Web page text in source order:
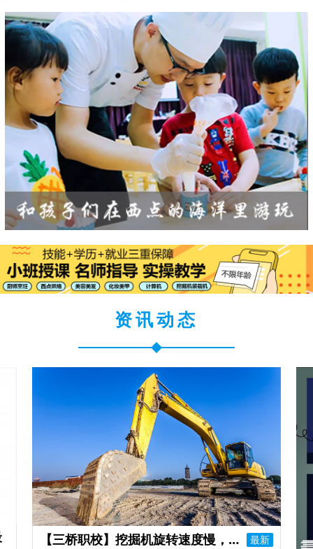
资讯动态
最新
【三桥职校】挖掘机旋转速度慢，怎么解